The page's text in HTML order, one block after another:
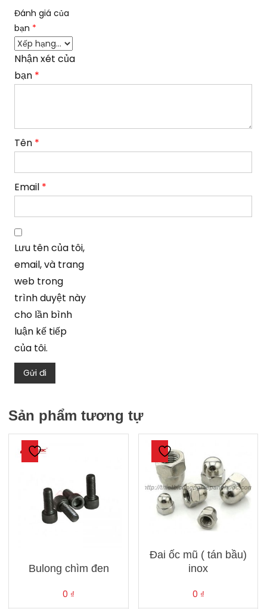
Đánh giá của
bạn *
Nhận xét của
bạn *
Tên *
Email *
Lưu tên của tôi,
email, và trang
web trong
trình duyệt này
cho lần bình
luận kế tiếp
của tôi.
Sản phẩm tương tự
Bulong chìm đen
0 ₫
Đai ốc mũ ( tán bầu)
inox
0 ₫